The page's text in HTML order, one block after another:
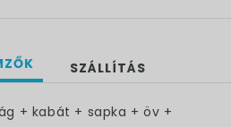
SZÁLLÍTÁS
+ kabát + sapka + öv +